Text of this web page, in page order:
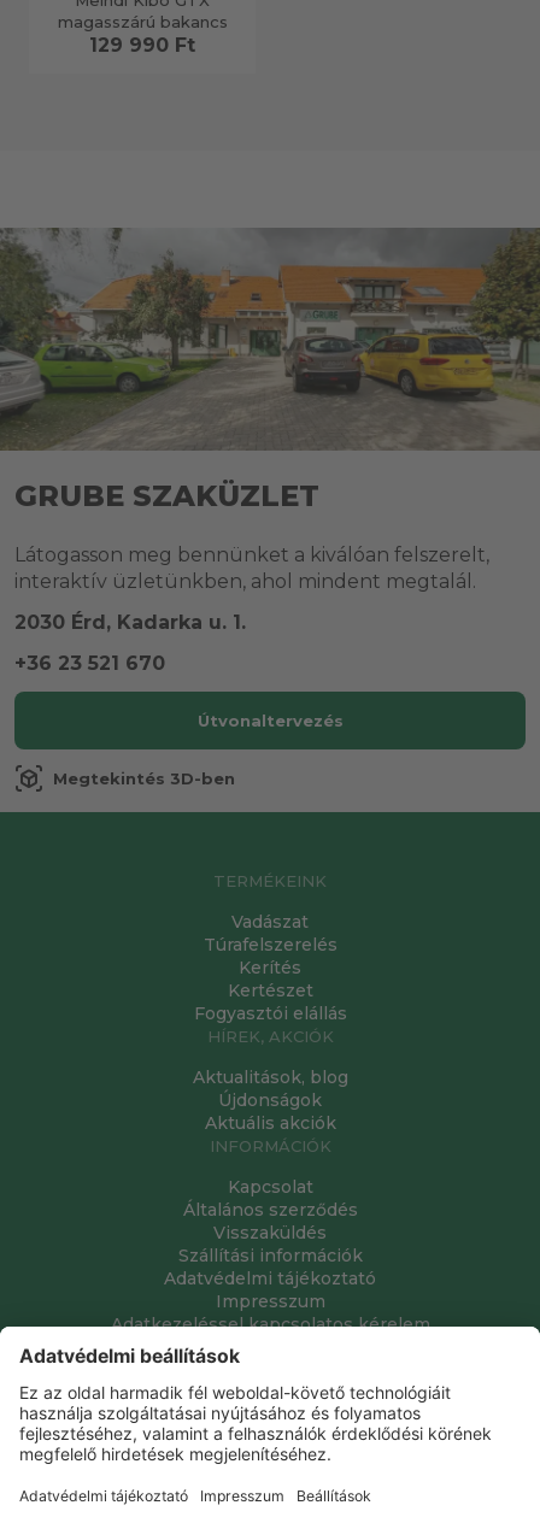
magasszárú bakancs
129 990 Ft
GRUBE SZAKÜZLET
Látogasson meg bennünket a kiválóan felszerelt,
interaktív üzletünkben, ahol mindent megtalál.
2030 Érd, Kadarka u. 1.
+36 23 521 670
Útvonaltervezés
view_in_ar Megtekintés 3D-ben
TERMÉKEINK
Vadászat
Túrafelszerelés
Kerítés
Kertészet
Fogyasztói elállás
HÍREK, AKCIÓK
Aktualitások, blog
Újdonságok
Aktuális akciók
INFORMÁCIÓK
Kapcsolat
Általános szerződés
Visszaküldés
Szállítási információk
Adatvédelmi tájékoztató
Impresszum
Adatkezeléssel kapcsolatos kérelem